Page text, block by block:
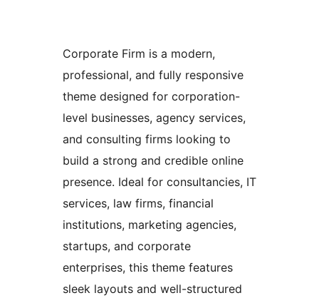
Corporate Firm is a modern,
professional, and fully responsive
theme designed for corporation-
level businesses, agency services,
and consulting firms looking to
build a strong and credible online
presence. Ideal for consultancies, IT
services, law firms, financial
institutions, marketing agencies,
startups, and corporate
enterprises, this theme features
sleek layouts and well-structured